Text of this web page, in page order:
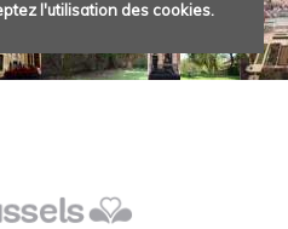
l'utilisation des cookies.